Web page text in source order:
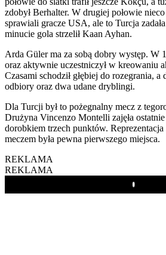
zdobył Berhalter. W drugiej połowie
sprawiali gracze USA, ale to Turcja
minucie gola strzelił Kaan Ayhan.
Arda Güler ma za sobą dobry występ. W
oraz aktywnie uczestniczył w kreowaniu
Czasami schodził głębiej do rozegrania,
odbiory oraz dwa udane dryblingi.
Dla Turcji był to pożegnalny mecz z
Drużyna Vincenzo Montelli zajęła
dorobkiem trzech punktów.
meczem była pewna pierwszego miejsca.
REKLAMA
REKLAMA
Play